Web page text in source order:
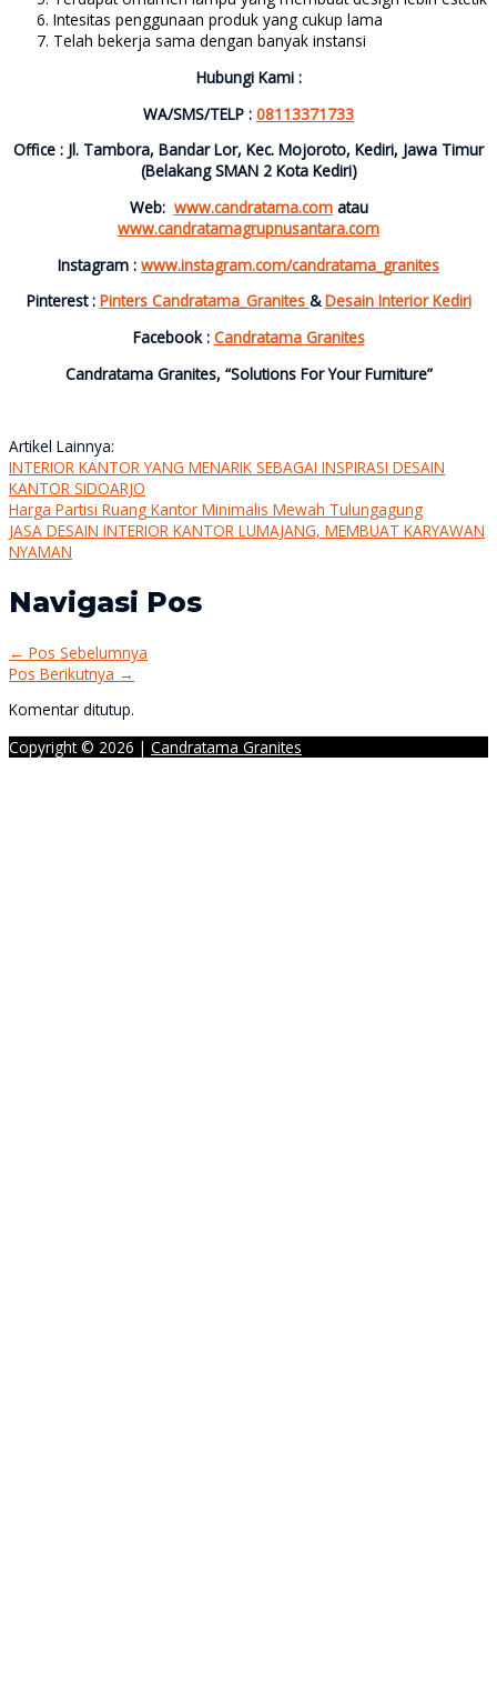
Intesitas penggunaan produk yang cukup lama
Telah bekerja sama dengan banyak instansi
Hubungi Kami :
WA/SMS/TELP : 08113371733
Office : Jl. Tambora, Bandar Lor, Kec. Mojoroto, Kediri, Jawa Timur
(Belakang SMAN 2 Kota Kediri)
Web: www.candratama.com atau
www.candratamagrupnusantara.com
Instagram : www.instagram.com/candratama_granites
Pinterest : Pinters Candratama_Granites &Desain Interior Kediri
Facebook : Candratama Granites
Candratama Granites, “Solutions For Your Furniture”
Artikel Lainnya:
INTERIOR KANTOR YANG MENARIK SEBAGAI INSPIRASI DESAIN
KANTOR SIDOARJO
Harga Partisi Ruang Kantor Minimalis Mewah Tulungagung
JASA DESAIN INTERIOR KANTOR LUMAJANG, MEMBUAT KARYAWAN
NYAMAN
Navigasi Pos
← Pos Sebelumnya
Pos Berikutnya →
Komentar ditutup.
Copyright © 2026 | Candratama Granites